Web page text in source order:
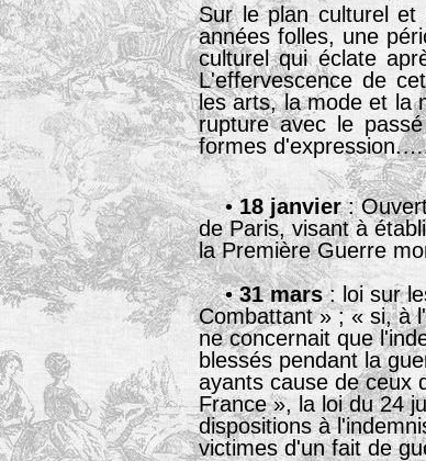
Sur le plan culturel
années folles, une
culturel qui éclate
L'effervescence de
les arts, la mode et la
rupture avec le
formes
•18 janvier:
de Paris, visant à
la Première Guerre
•31 mars: loi sur
Combattant » ; « si, à
ne concernait que
blessés pendant la
ayants cause de ceux
France », la loi du 24
dispositions à
victimes d'un fait de